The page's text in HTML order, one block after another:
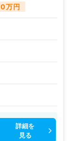
万円
詳細を
見る